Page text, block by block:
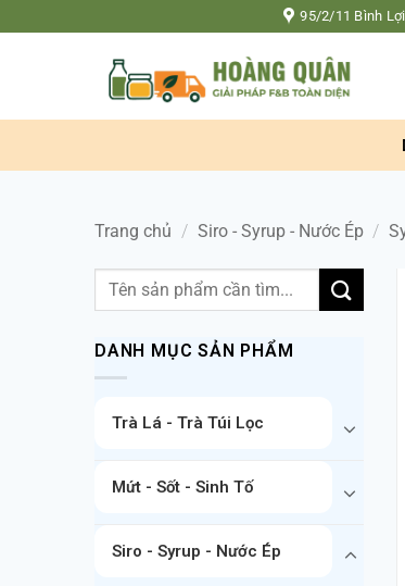
qua
95/2/11 Bình
Trang chủ / Siro - Syrup - Nước Ép /
Tìm
DANH MỤC SẢN PHẨM
Trà Lá - Trà Túi Lọc
Mứt - Sốt - Sinh Tố
Siro - Syrup - Nước Ép